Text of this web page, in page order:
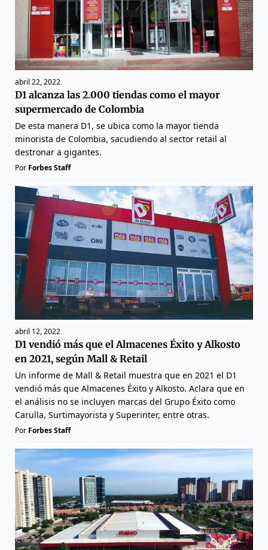
abril 22, 2022
D1 alcanza las 2.000 tiendas como el mayor
supermercado de Colombia
De esta manera D1, se ubica como la mayor tienda
minorista de Colombia, sacudiendo al sector retail al
destronar a gigantes.
Por Forbes Staff
abril 12, 2022
D1 vendió más que el Almacenes Éxito y Alkosto
en 2021, según Mall & Retail
Un informe de Mall & Retail muestra que en 2021 el D1
vendió más que Almacenes Éxito y Alkosto. Aclara que en
el análisis no se incluyen marcas del Grupo Éxito como
Carulla, Surtimayorista y Superinter, entre otras.
Por Forbes Staff